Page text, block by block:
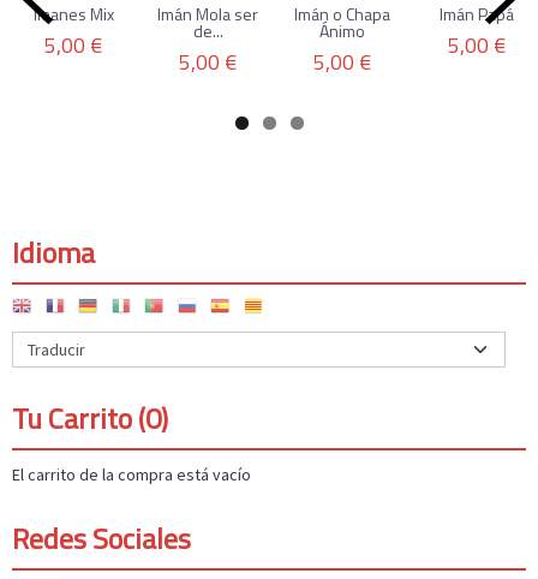
Idioma
Tu Carrito (0)
El carrito de la compra está vacío
Redes Sociales
Imanes Mix
5,00 €
Imán Mola ser
de...
5,00 €
Imán o Chapa
Ánimo
5,00 €
Imán Papá
5,00 €